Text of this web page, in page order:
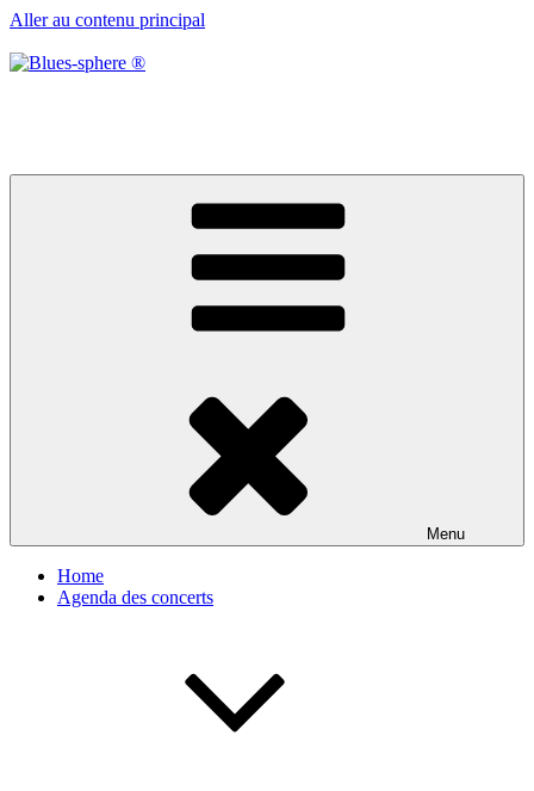
Aller au contenu principal
Menu
Home
Agenda des concerts